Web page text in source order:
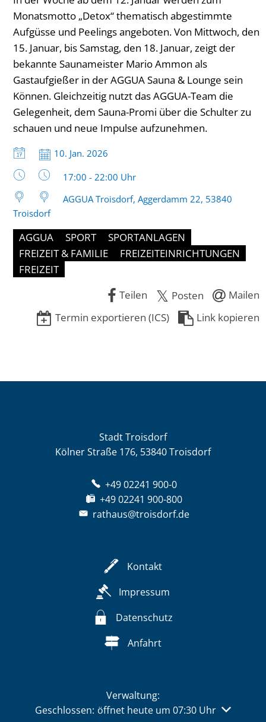
Monatsmotto „Detox“ thematisch abgestimmte
Aufgüsse und Peelings angeboten. Von Mittwoch, den
15. Januar, bis Samstag, den 18. Januar, zeigt der
bekannte Saunameister Mario Ammon als
Gastaufgießer in der AGGUA Sauna & Lounge sein
Können. Gleichzeitig nutzt das AGGUA-Team die
Gelegenheit, dem Sauna-Promi über die Schulter zu
schauen und neue Impulse aufzunehmen.
Datum:
10. Jan. 2026
Uhrzeit:
17:00 - 22:00 Uhr
AGGUA Troisdorf, Aggerdamm 22, 53840
Troisdorf
AGGUA SPORT
SPORTANLAGEN
FREIZEIT & FAMILIE
FREIZEITEINRICHTUNGEN
FREIZEIT
Teilen
Posten
Mailen
Termin exportieren (ICS)
Link kopieren
Stadt Troisdorf
Kölner Straße 176, 53840 Troisdorf
+49 02241 900-0
+49 02241 900-800
rathaus@troisdorf.de
Kontakt
Impressum
Datenschutz
Anfahrt
Verwaltung:
Klicken, um weitere Öffnungs- oder Schließzeiten
Geschlossen: öffnet heute um 07:30 Uhr